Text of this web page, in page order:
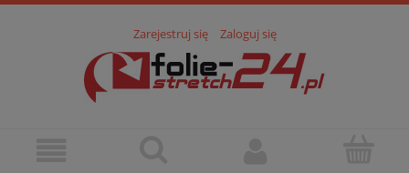
Zarejestruj się Zaloguj się